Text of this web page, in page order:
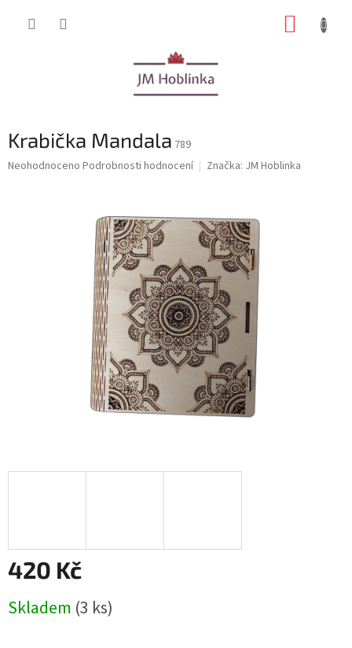
Krabička Mandala 789
Průměrné
Neohodnoceno Podrobnosti hodnocení Značka: JM Hoblinka
420 Kč
cena:
Skladem (3 ks)